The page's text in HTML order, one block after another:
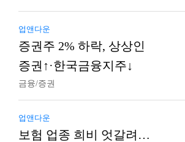
업앤다운
증권주 2% 하락, 상상인
증권↑·한국금융지주↓
금융/증권
업앤다운
보험 업종 희비 엇갈려…